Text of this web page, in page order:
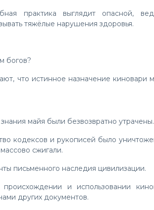
тяжёлые нарушения здоровья.
богов?
майя были безвозвратно утрачены.
сжигали.
письменного наследия цивилизации.
других документов.